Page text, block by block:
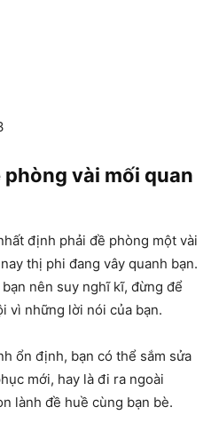
phòng vài mối quan
định phải đề phòng một vài
thị phi đang vây quanh bạn.
nên suy nghĩ kĩ, đừng để
vì những lời nói của bạn.
ổn định, bạn có thể sắm sửa
mới, hay là đi ra ngoài
lành đề huề cùng bạn bè.